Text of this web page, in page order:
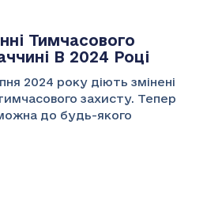
Тимчасового
В 2024 Році
2024 року діють змінені
захисту. Тепер
до будь-якого